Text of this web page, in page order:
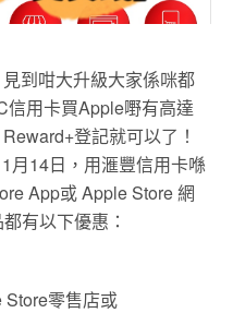
到咁大升級大家係咪都
用卡買Apple嘢有高達
登記就可以了！
月14日，用滙豐信用卡喺
App或 Apple Store 網
有以下優惠：
零售店或